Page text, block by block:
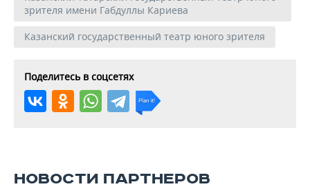
зрителя имени Габдуллы Кариева
Казанский государственный театр юного зрителя
Поделитесь в соцсетях
НОВОСТИ ПАРТНЕРОВ